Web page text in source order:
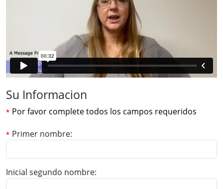
Su Informacion
Por favor complete todos los campos requeridos
Primer nombre
Inicial segundo nombre